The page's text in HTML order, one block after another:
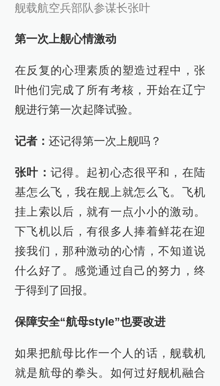
舰载航空兵部队参谋长张叶
第一次上舰心情激动
在反复的心理素质的塑造过程中，张
叶他们完成了所有考核，开始在辽宁
舰进行第一次起降试验。
记者： 还记得第一次上舰吗？
张叶： 记得。起初心态很平和，在陆
基怎么飞，我在舰上就怎么飞。飞机
挂上索以后，就有一点小小的激动。
下飞机以后，有很多人捧着鲜花在迎
接我们，那种激动的心情，不知道说
什么好了。感觉通过自己的努力，终
于得到了回报。
保障安全“航母style”也要改进
如果把航母比作一个人的话，舰载机
就是航母的拳头。如何过好舰机融合